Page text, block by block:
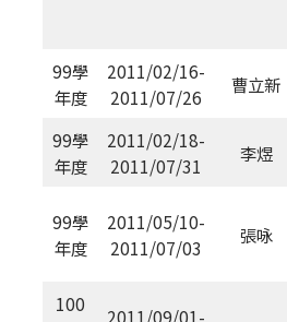
99學
年度
2011/02/16-
2011/07/26
曹立新
99學
年度
2011/02/18-
2011/07/31
李煜
99學
年度
2011/05/10-
2011/07/03
張咏
100
2011/09/01-